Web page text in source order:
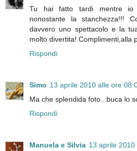
Tu hai fatto tardi mentre io
nonostante la stanchezza!!!
davvero uno spettacolo e la
molto divertita! Complimenti,alla
Rispondi
Simo 13 aprile 2010 alle ore
Ma che splendida foto...buca lo
Rispondi
Manuela e Silvia 13 aprile